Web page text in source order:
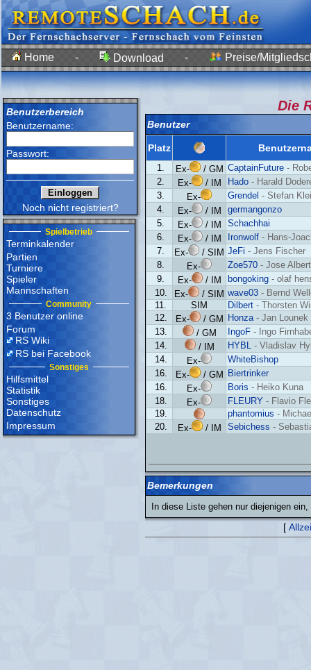
Home - Download - Preise/
Benutzerbereich
Benutzername:
Passwort:
Noch nicht registriert?
Spielbetrieb
Terminkalender
Partien
Turniere
Spieler
Mannschaften
Community
3 Benutzer online
Forum
RS Wiki
RS bei Facebook
Sonstiges
Hilfsmittel
Statistik
Sonstiges
Datenschutz
Impressum
Die
Benutzer
Platz
1. Ex- / GM CaptainFuture -
2.
Ex- / IM Hado - Harald
3.
Ex- Grendel - Stefan
4.
Ex- / IM
germangonzo
5.
Ex- / IM
Schachhai
6.
Ex- / IM Ironwolf - Hans-
7.
Ex- / SIM JeFi - Jens Fischer
8.
Ex- Zoe570 - Jose
9.
Ex- / IM bongoking - olaf
10.
Ex- / SIM wave03 - Bernd
11.
SIM Dilbert - Thorsten
12.
Ex- / GM Honza - Jan Lounek
13.
/ GM IngoF - Ingo
14.
/ IM HYBL - Vladislav
14.
Ex-
WhiteBishop
16.
Ex- / GM
Biertrinker
16.
Ex- Boris - Heiko Kuna
18.
Ex- FLEURY - Flavio
19.
phantomius -
20.
Ex- / IM Sebichess -
Bemerkungen
In diese Liste gehen nur diejenigen
[